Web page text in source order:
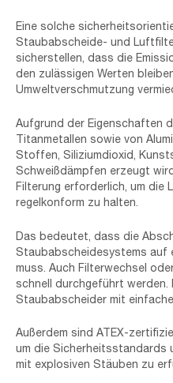
Eine solche
Staubabscheide- und
sicherstellen, dass die
den zulässigen Werten
Umweltverschmutzung
Aufgrund der Eigenschaften
Titanmetallen sowie von
Stoffen, Siliziumdioxid,
Schweißdämpfen erzeugt
Filterung erforderlich, um die
regelkonform zu halten.
Das bedeutet, dass die
Staubabscheidesystems auf
muss. Auch Filterwechsel
schnell durchgeführt werden.
Staubabscheider mit
Außerdem sind ATEX-
um die Sicherheitsstandards
mit explosiven Stäuben zu